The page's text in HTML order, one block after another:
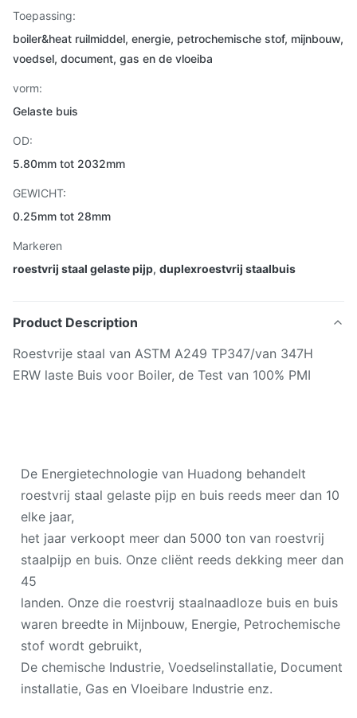
Toepassing:
boiler&heat ruilmiddel, energie, petrochemische stof, mijnbouw,
voedsel, document, gas en de vloeiba
vorm:
Gelaste buis
OD:
5.80mm tot 2032mm
GEWICHT:
0.25mm tot 28mm
Markeren
roestvrij staal gelaste pijp, duplexroestvrij staalbuis
Product Description
Roestvrije staal van ASTM A249 TP347/van 347H
ERW laste Buis voor Boiler, de Test van 100% PMI
De Energietechnologie van Huadong behandelt
roestvrij staal gelaste pijp en buis reeds meer dan 10
elke jaar,
het jaar verkoopt meer dan 5000 ton van roestvrij
staalpijp en buis. Onze cliënt reeds dekking meer dan
45
landen. Onze die roestvrij staalnaadloze buis en buis
waren breedte in Mijnbouw, Energie, Petrochemische
stof wordt gebruikt,
De chemische Industrie, Voedselinstallatie, Document
installatie, Gas en Vloeibare Industrie enz.